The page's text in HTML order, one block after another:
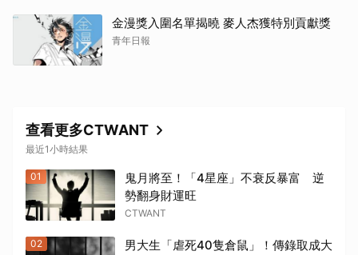
金漫獎入圍名單揭曉 麥人杰獲特別貢獻獎
青年日報
查看更多CTWANT
最近1小時結果
01
鬼月將至！「4星座」不衰反暴富 逆
勢翻身財運旺
CTWANT
02 男大生「虐死40隻倉鼠」！傳錄取成大